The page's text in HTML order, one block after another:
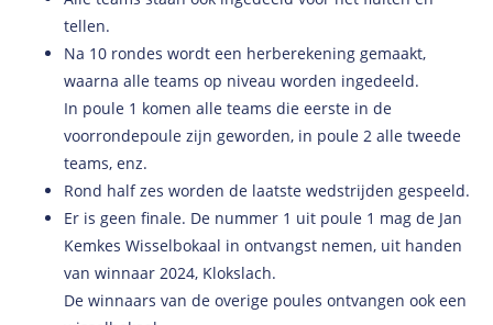
tellen.
Na 10 rondes wordt een herberekening gemaakt,
waarna alle teams op niveau worden ingedeeld.
In poule 1 komen alle teams die eerste in de
voorrondepoule zijn geworden, in poule 2 alle tweede
teams, enz.
Rond half zes worden de laatste wedstrijden gespeeld.
Er is geen finale. De nummer 1 uit poule 1 mag de Jan
Kemkes Wisselbokaal in ontvangst nemen, uit handen
van winnaar 2024, Klokslach.
De winnaars van de overige poules ontvangen ook een